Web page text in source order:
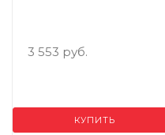
3 553 руб.
КУПИТЬ